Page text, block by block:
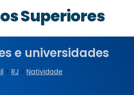
Superiores
e universidades
> RJ > Natividade